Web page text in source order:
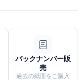
バックナンバー販
売
過去の紙面をご購入